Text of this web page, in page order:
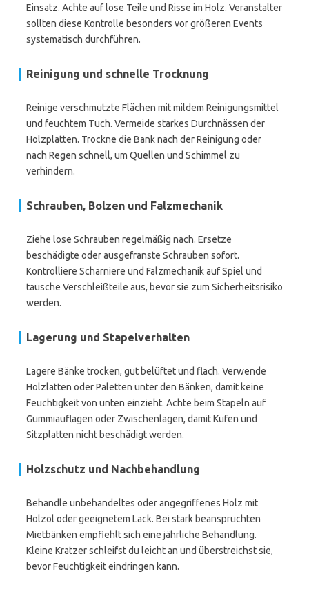
Einsatz. Achte auf lose Teile und Risse im Holz. Veranstalter
sollten diese Kontrolle besonders vor größeren Events
systematisch durchführen.
Reinigung und schnelle Trocknung
Reinige verschmutzte Flächen mit mildem Reinigungsmittel
und feuchtem Tuch. Vermeide starkes Durchnässen der
Holzplatten. Trockne die Bank nach der Reinigung oder
nach Regen schnell, um Quellen und Schimmel zu
verhindern.
Schrauben, Bolzen und Falzmechanik
Ziehe lose Schrauben regelmäßig nach. Ersetze
beschädigte oder ausgefranste Schrauben sofort.
Kontrolliere Scharniere und Falzmechanik auf Spiel und
tausche Verschleißteile aus, bevor sie zum Sicherheitsrisiko
werden.
Lagerung und Stapelverhalten
Lagere Bänke trocken, gut belüftet und flach. Verwende
Holzlatten oder Paletten unter den Bänken, damit keine
Feuchtigkeit von unten einzieht. Achte beim Stapeln auf
Gummiauflagen oder Zwischenlagen, damit Kufen und
Sitzplatten nicht beschädigt werden.
Holzschutz und Nachbehandlung
Behandle unbehandeltes oder angegriffenes Holz mit
Holzöl oder geeignetem Lack. Bei stark beanspruchten
Mietbänken empfiehlt sich eine jährliche Behandlung.
Kleine Kratzer schleifst du leicht an und überstreichst sie,
bevor Feuchtigkeit eindringen kann.